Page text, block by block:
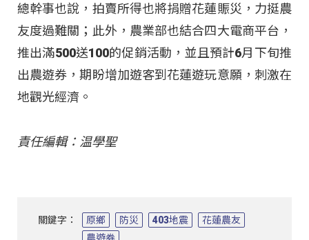
總幹事也說，拍賣所得也將捐贈花蓮賑災，力挺農
友度過難關；此外，農業部也結合四大電商平台，
推出滿500送100的促銷活動，並且預計6月下旬推
出農遊券，期盼增加遊客到花蓮遊玩意願，刺激在
地觀光經濟。
責任編輯：温學聖
關鍵字： 原鄉 防災 403地震
花蓮農友
農遊券